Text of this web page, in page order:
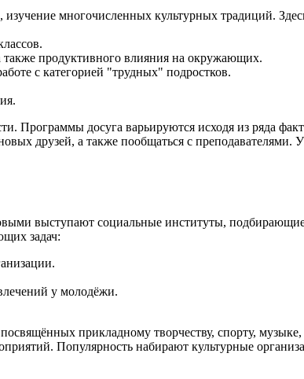
многочисленных культурных традиций.
продуктивного влияния на окружающих.
с категорией "трудных" подростков.
Программы досуга варьируются исходя из ряда
друзей, а также пообщаться с преподавателями.
выступают социальные институты,
задач:
у молодёжи.
прикладному творчеству, спорту,
Популярность набирают культурные